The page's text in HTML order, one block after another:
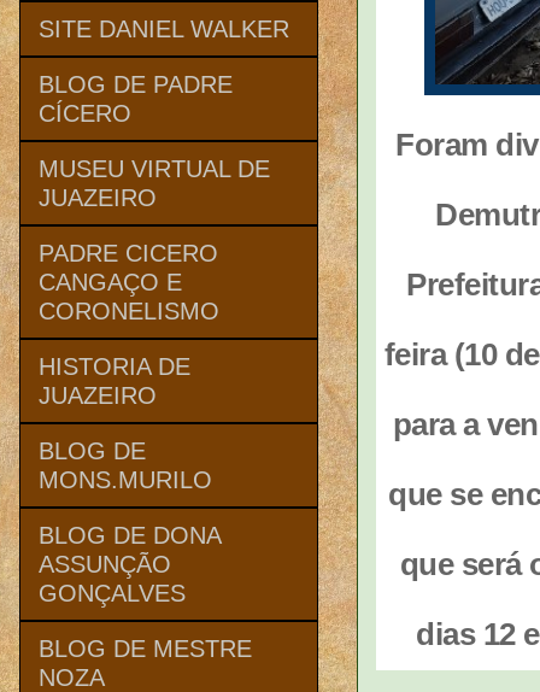
Foram
feira (10
para a
que se
que será
dias 12
SITE DANIEL WALKER
BLOG DE PADRE
CÍCERO
MUSEU VIRTUAL DE
JUAZEIRO
PADRE CICERO
CANGAÇO E
CORONELISMO
HISTORIA DE
JUAZEIRO
BLOG DE
MONS.MURILO
BLOG DE DONA
ASSUNÇÃO
GONÇALVES
BLOG DE MESTRE
NOZA